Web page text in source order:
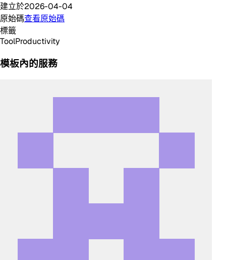
建立於2026-04-04
原始碼查看原始碼
標籤
ToolProductivity
模板內的服務